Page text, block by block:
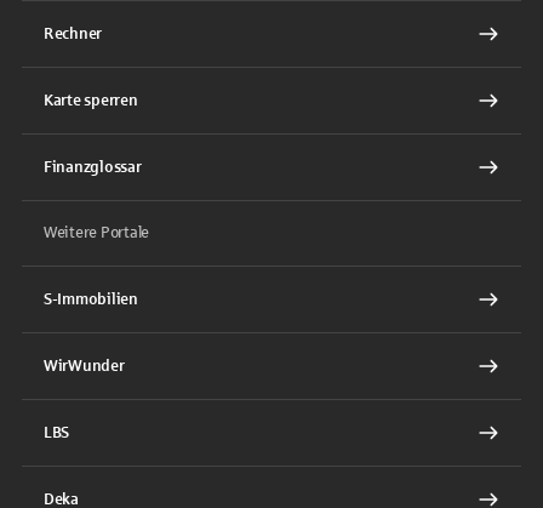
Rechner
Karte sperren
Finanzglossar
Weitere Portale
S-Immobilien
WirWunder
LBS
Deka